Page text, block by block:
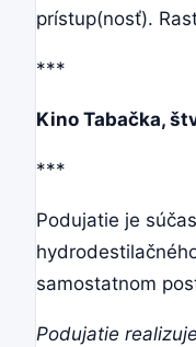
prístup(nosť).
***
Kino Tabačka,
***
Podujatie je
samostatnom
Podujatie